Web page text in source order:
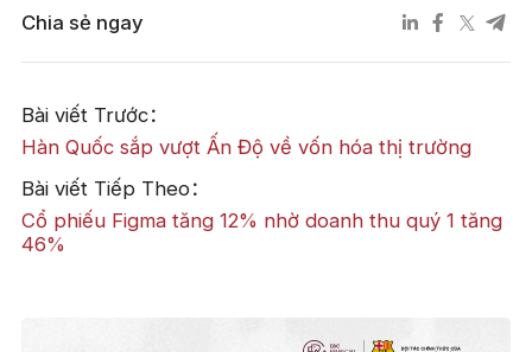
Chia sẻ ngay
Bài viết Trước：
Hàn Quốc sắp vượt Ấn Độ về vốn hóa thị trường
Bài viết Tiếp Theo：
Cổ phiếu Figma tăng 12% nhờ doanh thu quý 1 tăng
46%